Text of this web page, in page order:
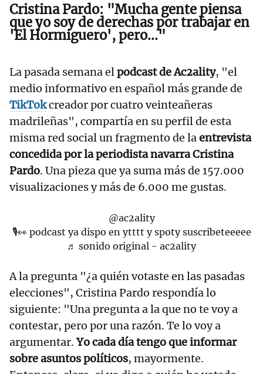
Cristina Pardo: "Mucha gente piensa
que yo soy de derechas por trabajar en
'El Hormiguero', pero..."
La pasada semana elpodcast de Ac2ality, "el
medio informativo en español más grande de
TikTokcreador por cuatro veinteañeras
madrileñas", compartía en su perfil de esta
misma red social un fragmento de laentrevista
concedida por la periodista navarra Cristina
Pardo. Una pieza que ya suma más de 157.000
visualizaciones y más de 6.000 me gustas.
@ac2ality
🎙️👀 podcast ya dispo en ytttt y spoty suscribeteeeee
♬ sonido original - ac2ality
A la pregunta "¿a quién votaste en las pasadas
elecciones", Cristina Pardo respondía lo
siguiente: "Una pregunta a la que no te voy a
contestar, pero por una razón. Te lo voy a
argumentar.Yo cada día tengo que informar
sobre asuntos políticos, mayormente.